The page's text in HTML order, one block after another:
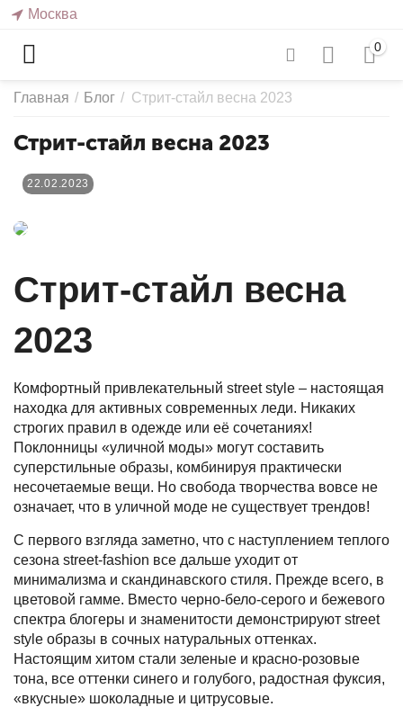
Москва
0
Главная / Блог / Стрит-стайл весна 2023
Стрит-стайл весна 2023
22.02.2023
Стрит-стайл весна
2023
Комфортный привлекательный street style – настоящая
находка для активных современных леди. Никаких
строгих правил в одежде или её сочетаниях!
Поклонницы «уличной моды» могут составить
суперстильные образы, комбинируя практически
несочетаемые вещи. Но свобода творчества вовсе не
означает, что в уличной моде не существует трендов!
С первого взгляда заметно, что с наступлением теплого
сезона street-fashion все дальше уходит от
минимализма и скандинавского стиля. Прежде всего, в
цветовой гамме. Вместо черно-бело-серого и бежевого
спектра блогеры и знаменитости демонстрируют street
style образы в сочных натуральных оттенках.
Настоящим хитом стали зеленые и красно-розовые
тона, все оттенки синего и голубого, радостная фуксия,
«вкусные» шоколадные и цитрусовые.